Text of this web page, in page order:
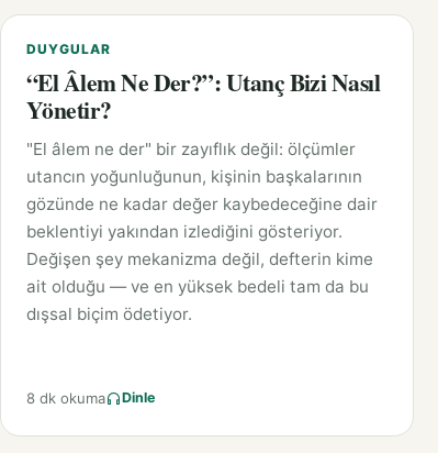
DUYGULAR
“El Âlem Ne Der?”: Utanç Bizi Nasıl
Yönetir?
"El âlem ne der" bir zayıflık değil: ölçümler
utancın yoğunluğunun, kişinin başkalarının
gözünde ne kadar değer kaybedeceğine dair
beklentiyi yakından izlediğini gösteriyor.
Değişen şey mekanizma değil, defterin kime
ait olduğu — ve en yüksek bedeli tam da bu
dışsal biçim ödetiyor.
8 dk okuma Dinle